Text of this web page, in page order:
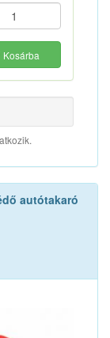
Kosárba
autótakaró